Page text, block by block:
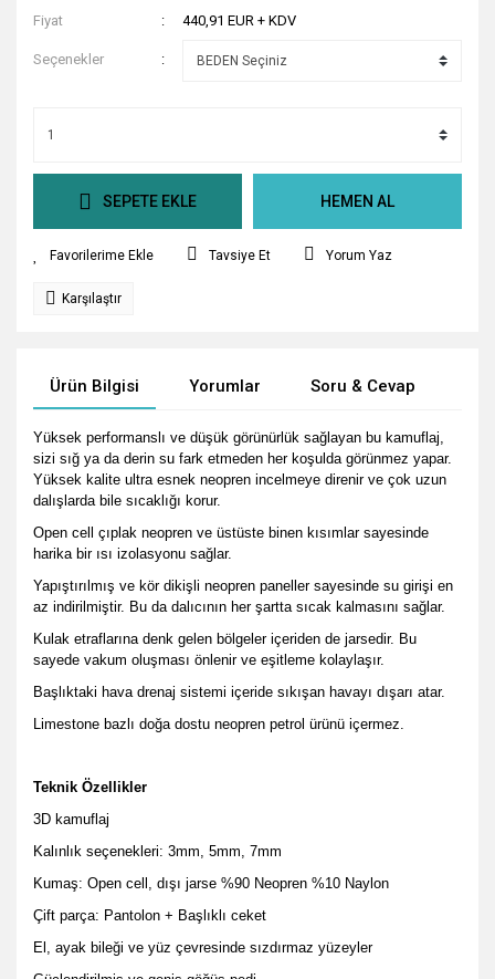
Fiyat
440,91 EUR + KDV
Seçenekler
SEPETE EKLE HEMEN AL
Tavsiye Et Yorum Yaz
Karşılaştır
Ürün Bilgisi Yorumlar Soru & Cevap
Yüksek performanslı ve düşük görünürlük sağlayan bu kamuflaj,
sizi sığ ya da derin su fark etmeden her koşulda görünmez yapar.
Yüksek kalite ultra esnek neopren incelmeye direnir ve çok uzun
dalışlarda bile sıcaklığı korur.
Open cell çıplak neopren ve üstüste binen kısımlar sayesinde
harika bir ısı izolasyonu sağlar.
Yapıştırılmış ve kör dikişli neopren paneller sayesinde su girişi en
az indirilmiştir. Bu da dalıcının her şartta sıcak kalmasını sağlar.
Kulak etraflarına denk gelen bölgeler içeriden de jarsedir. Bu
sayede vakum oluşması önlenir ve eşitleme kolaylaşır.
Başlıktaki hava drenaj sistemi içeride sıkışan havayı dışarı atar.
Limestone bazlı doğa dostu neopren petrol ürünü içermez.
Teknik Özellikler
3D kamuflaj
Kalınlık seçenekleri: 3mm, 5mm, 7mm
Kumaş: Open cell, dışı jarse %90 Neopren %10 Naylon
Çift parça: Pantolon + Başlıklı ceket
El, ayak bileği ve yüz çevresinde sızdırmaz yüzeyler